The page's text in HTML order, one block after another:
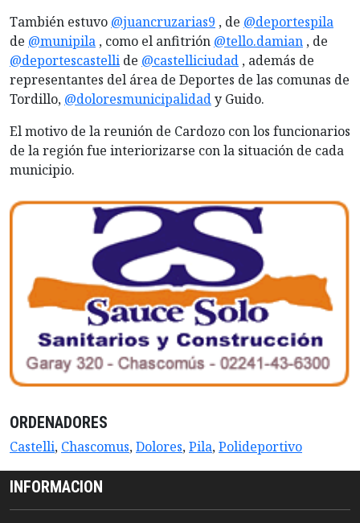
También estuvo @juancruzarias9 , de @deportespila
de @munipila , como el anfitrión @tello.damian , de
@deportescastelli de @castelliciudad , además de
representantes del área de Deportes de las comunas de
Tordillo, @doloresmunicipalidady Guido.
El motivo de la reunión de Cardozo con los funcionarios
de la región fue interiorizarse con la situación de cada
municipio.
ORDENADORES
Castelli, Chascomus,Dolores,Pila,Polideportivo
INFORMACION